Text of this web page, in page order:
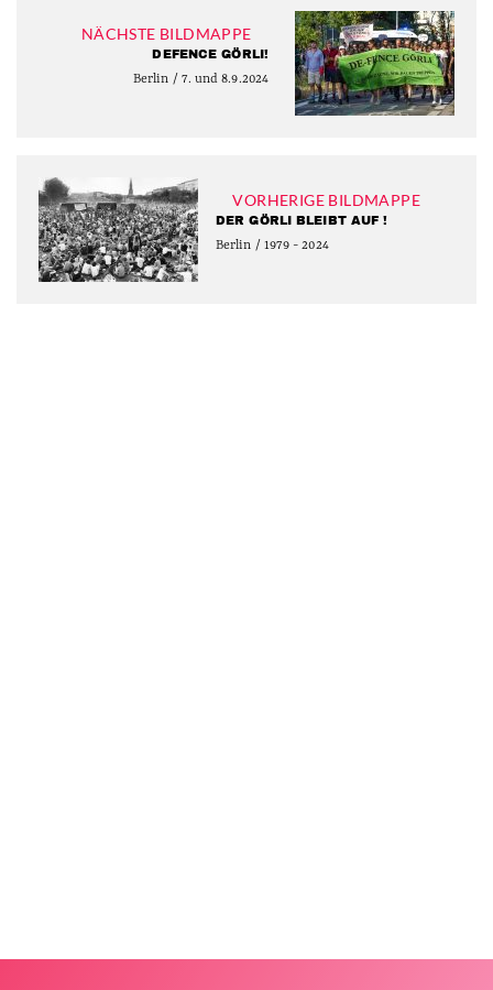
NÄCHSTE BILDMAPPE
DEFENCE GÖRLI!
Berlin / 7. und 8.9.2024
VORHERIGE BILDMAPPE
DER GÖRLI BLEIBT AUF !
Berlin / 1979 - 2024